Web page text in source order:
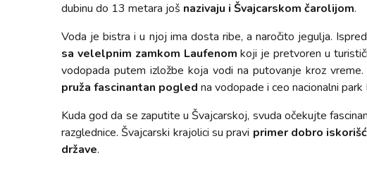
dubinu do 13 metara još nazivaju i Švajcarskom čarolijom.
Voda je bistra i u njoj ima dosta ribe, a naročito jegulja.
sa velelpnim zamkom Laufenom koji je pretvoren u
vodopada putem izložbe koja vodi na putovanje kroz
pruža fascinantan pogled na vodopade i ceo nacionalni park
Kuda god da se zaputite u Švajcarskoj, svuda očekujte
razglednice. Švajcarski krajolici su pravi primer dobro
države.